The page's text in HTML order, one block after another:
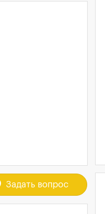
Задать вопрос